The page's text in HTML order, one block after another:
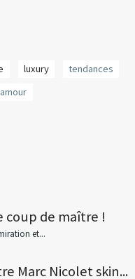
luxury
tendances
coup de maître !
et...
Marc Nicolet skin...